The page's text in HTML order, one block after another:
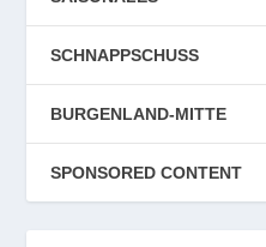
SCHNAPPSCHUSS
BURGENLAND-MITTE
SPONSORED CONTENT